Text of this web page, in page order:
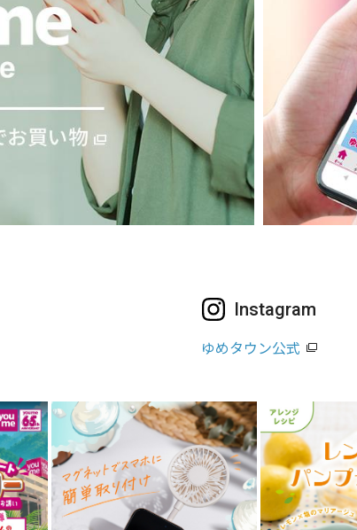
Instagram
ゆめタウン公式